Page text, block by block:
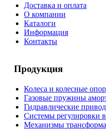
Доставка и оплата
О компании
Каталоги
Информация
Контакты
Продукция
Колеса и колесные
Газовые пружины
Гидравлические
Системы регулировки
Механизмы